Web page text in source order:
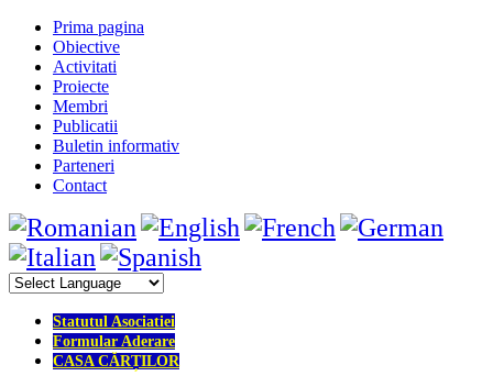
Prima pagina
Obiective
Activitati
Proiecte
Membri
Publicatii
Buletin informativ
Parteneri
Contact
Statutul Asociatiei
Formular Aderare
CASA CĂRȚILOR